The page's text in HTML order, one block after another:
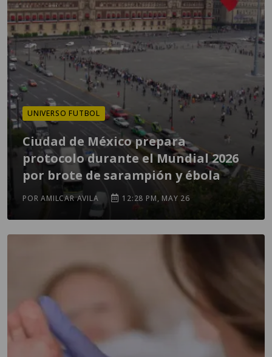
UNIVERSO FUTBOL
Ciudad de México prepara
protocolo durante el Mundial 2026
por brote de sarampión y ébola
POR AMILCAR AVILA 12:28 PM, MAY 26